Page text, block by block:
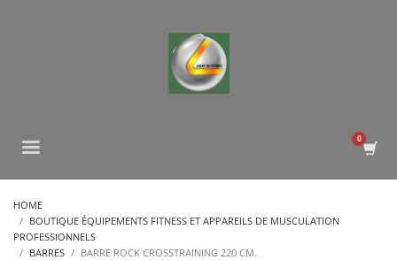
HOME
BOUTIQUE ÉQUIPEMENTS FITNESS ET APPAREILS DE MUSCULATION
PROFESSIONNELS
BARRES
BARRE ROCK CROSSTRAINING 220 CM.